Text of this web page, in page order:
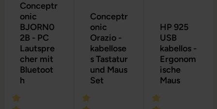
Conceptr
onic
BJORN0
2B - PC
Lautspre
cher mit
Bluetoot
h
Conceptr
onic
Orazio -
kabellose
s Tastatur
und Maus
Set
HP 925
USB
kabellos -
Ergonom
ische
Maus